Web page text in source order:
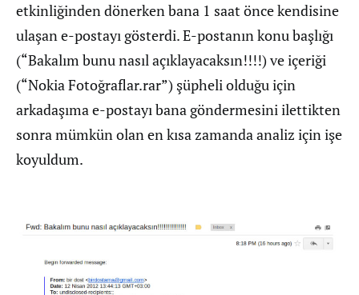
etkinliğinden dönerken bana 1 saat önce kendisine
ulaşan e-postayı gösterdi. E-postanın konu başlığı
(“Bakalım bunu nasıl açıklayacaksın!!!!) ve içeriği
(“Nokia Fotoğraflar.rar”) şüpheli olduğu için
arkadaşıma e-postayı bana göndermesini ilettikten
sonra mümkün olan en kısa zamanda analiz için işe
koyuldum.